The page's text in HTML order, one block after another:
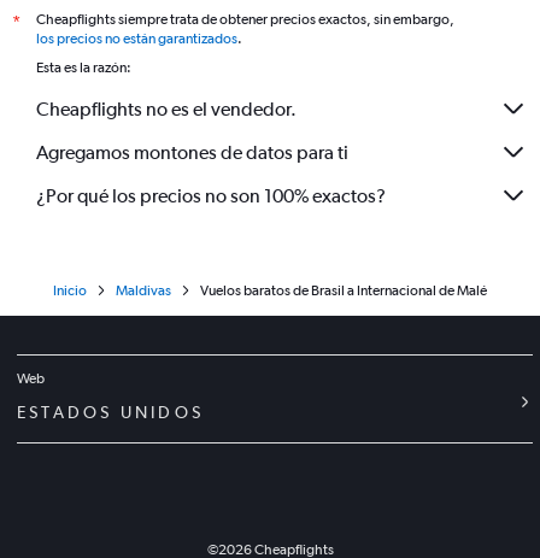
*
Cheapflights siempre trata de obtener precios exactos, sin embargo,
los precios no están garantizados.
Esta es la razón:
Cheapflights no es el vendedor.
Agregamos montones de datos para ti
¿Por qué los precios no son 100% exactos?
Inicio Maldivas Vuelos baratos de Brasil a Internacional de Malé
Web
ESTADOS UNIDOS
©2026Cheapflights